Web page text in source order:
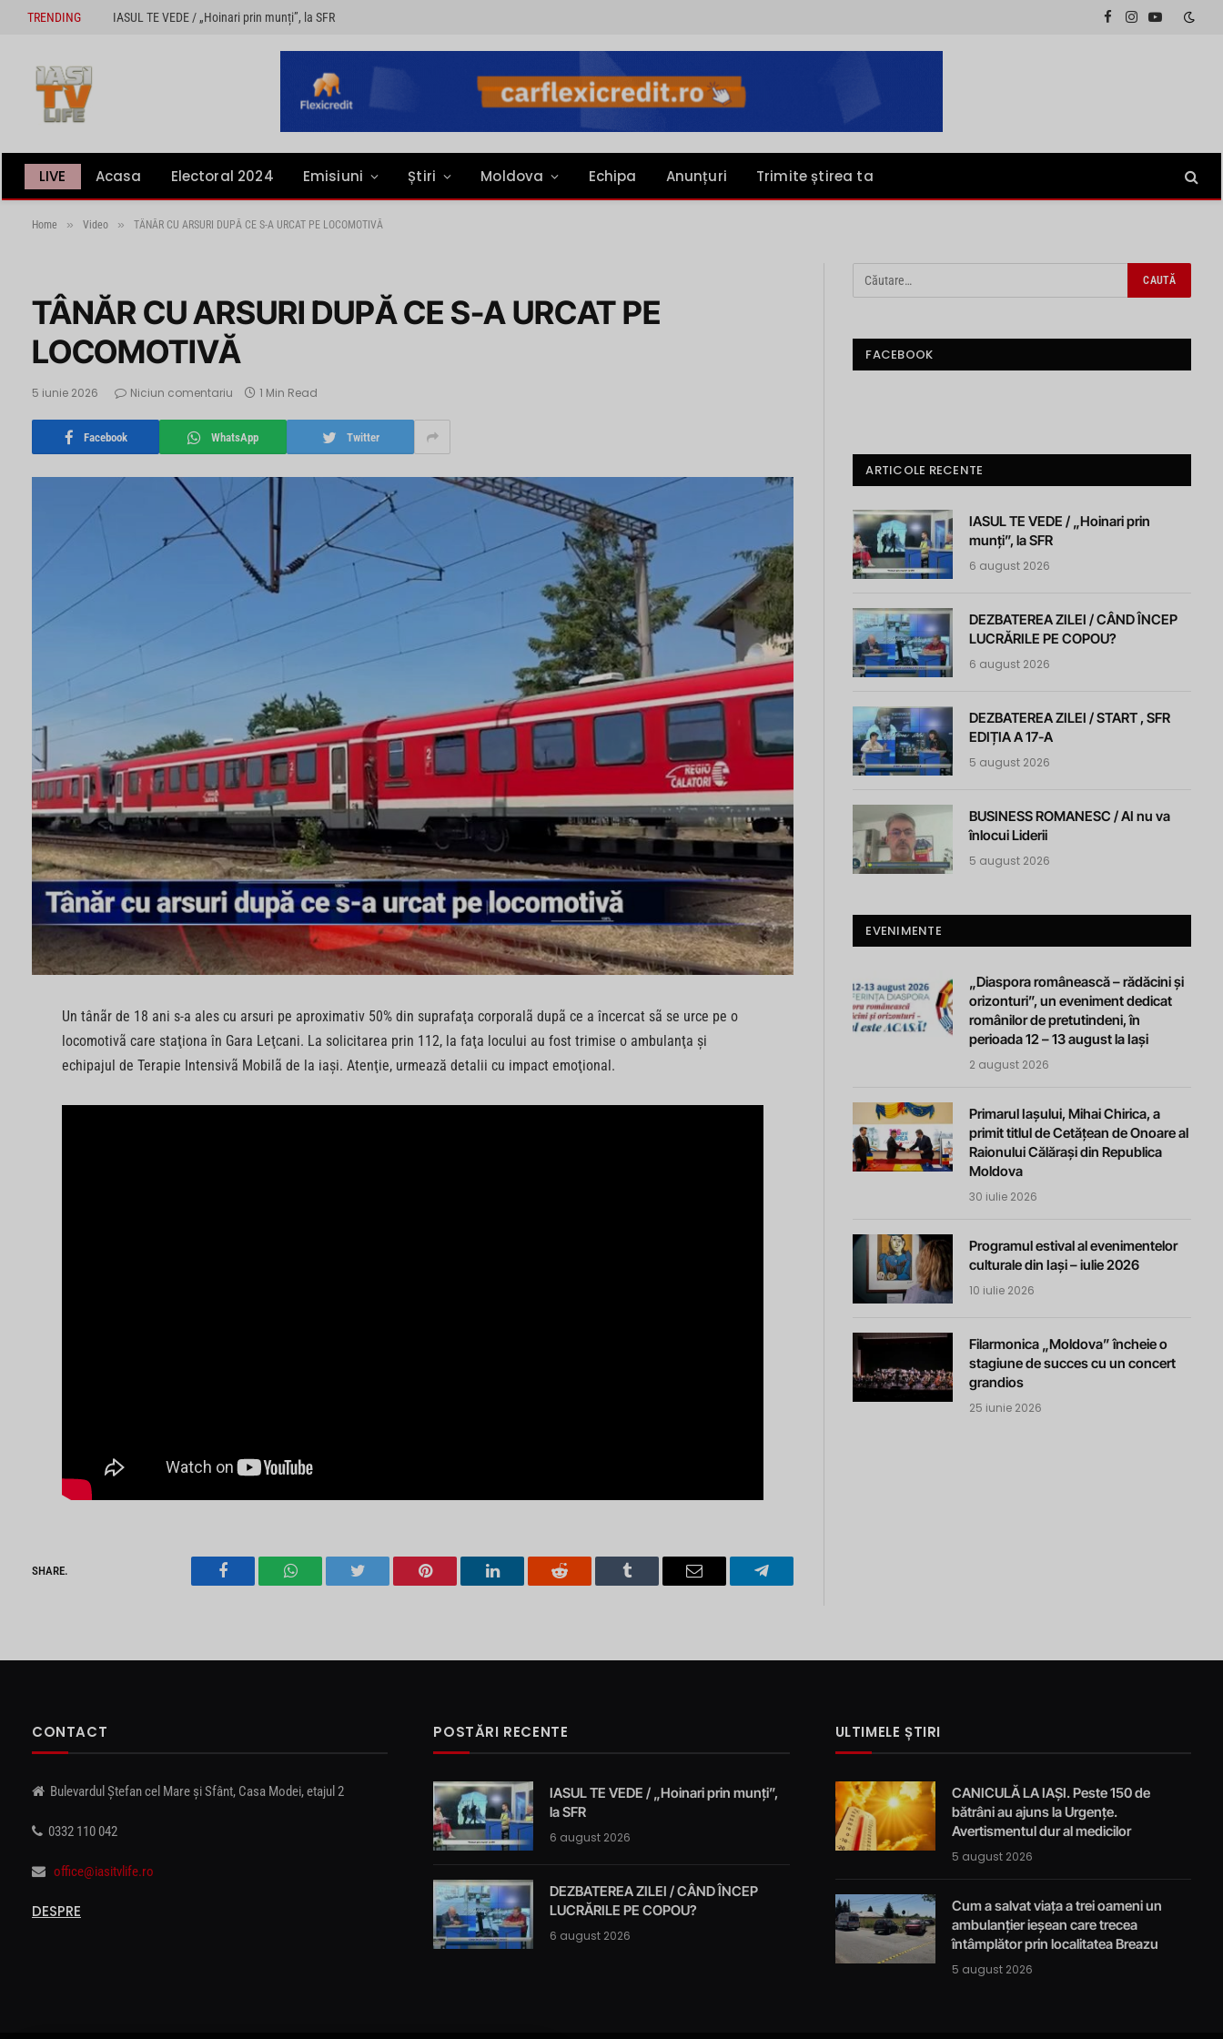
TRENDING IASUL TE VEDE / „Hoinari prin munți”, la SFR
Facebook
InstagramYouTube
LIVE Acasa Electoral 2024 Emisiuni Știri Moldova Echipa Anunțuri Trimite știrea ta
Home » Video » TÂNĂR CU ARSURI DUPĂ CE S-A URCAT PE LOCOMOTIVĂ
TÂNĂR CU ARSURI DUPĂ CE S-A URCAT PE
LOCOMOTIVĂ
5 iunie 2026 Niciun comentariu 1 Min Read
Facebook WhatsApp Twitter
Un tânãr de 18 ani s-a ales cu arsuri pe aproximativ 50% din suprafaţa corporalã dupã ce a încercat sã se urce pe o
locomotivã care staţiona în Gara Leţcani. La solicitarea prin 112, la faţa locului au fost trimise o ambulanţa şi
echipajul de Terapie Intensivã Mobilã de la iaşi. Atenţie, urmează detalii cu impact emoţional.
SHARE.
Facebook WhatsAppTwitter Pinterest LinkedIn Reddit Tumblr Email Telegram
FACEBOOK
ARTICOLE RECENTE
IASUL TE VEDE / „Hoinari prin
munți”, la SFR
6 august 2026
DEZBATEREA ZILEI / CÂND ÎNCEP
LUCRĂRILE PE COPOU?
6 august 2026
DEZBATEREA ZILEI / START , SFR
EDIȚIA A 17-A
5 august 2026
BUSINESS ROMANESC / AI nu va
înlocui Liderii
5 august 2026
EVENIMENTE
„Diaspora românească – rădăcini și
orizonturi”, un eveniment dedicat
românilor de pretutindeni, în
perioada 12 – 13 august la Iași
2 august 2026
Primarul Iașului, Mihai Chirica, a
primit titlul de Cetățean de Onoare al
Raionului Călărași din Republica
Moldova
30 iulie 2026
Programul estival al evenimentelor
culturale din Iași – iulie 2026
10 iulie 2026
Filarmonica „Moldova” încheie o
stagiune de succes cu un concert
grandios
25 iunie 2026
CONTACT
Bulevardul Ștefan cel Mare și Sfânt, Casa Modei, etajul 2
0332 110 042
office@iasitvlife.ro
DESPRE
POSTĂRI RECENTE
IASUL TE VEDE / „Hoinari prin munți”,
la SFR
6 august 2026
DEZBATEREA ZILEI / CÂND ÎNCEP
LUCRĂRILE PE COPOU?
6 august 2026
ULTIMELE ȘTIRI
CANICULĂ LA IAȘI. Peste 150 de
bătrâni au ajuns la Urgențe.
Avertismentul dur al medicilor
5 august 2026
Cum a salvat viața a trei oameni un
ambulanțier ieșean care trecea
întâmplător prin localitatea Breazu
5 august 2026